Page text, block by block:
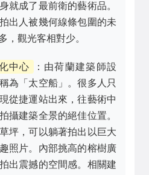
就成了最前衛的藝術品。
出人被幾何線條包圍的未
，觀光客相對少。
中心
：由荷蘭建築師設
為「太空船」。很多人只
從捷運站出來，往藝術中
攝建築全景的絕佳位置。
坪，可以躺著拍出以巨大
照片。內部挑高的榕樹廣
出震撼的空間感。相關建